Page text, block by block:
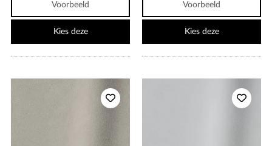
Voorbeeld
Kies deze
Voorbeeld
Kies deze